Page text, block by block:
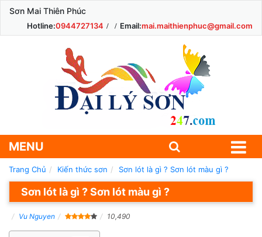
Sơn Mai Thiên Phúc
Hotline:0944727134 Email:mai.maithienphuc@gmail.com
MENU
Trang Chủ Kiến thức sơn Sơn lót là gì ? Sơn lót màu gì ?
Sơn lót là gì ? Sơn lót màu gì ?
Vu Nguyen 10,490